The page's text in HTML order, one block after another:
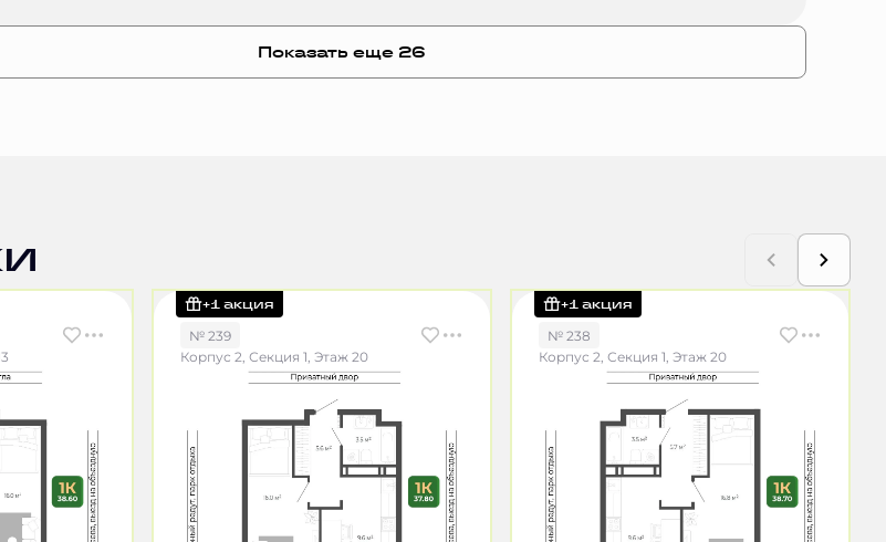
Показать еще 26
+1 акция
№ 239
Корпус 2, Секция 1, Этаж 20
+1 акция
№ 238
Корпус 2, Секция 1, Этаж 20